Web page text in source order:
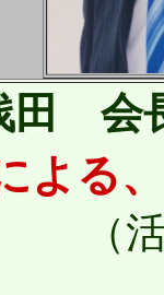
田 会
よる
活動